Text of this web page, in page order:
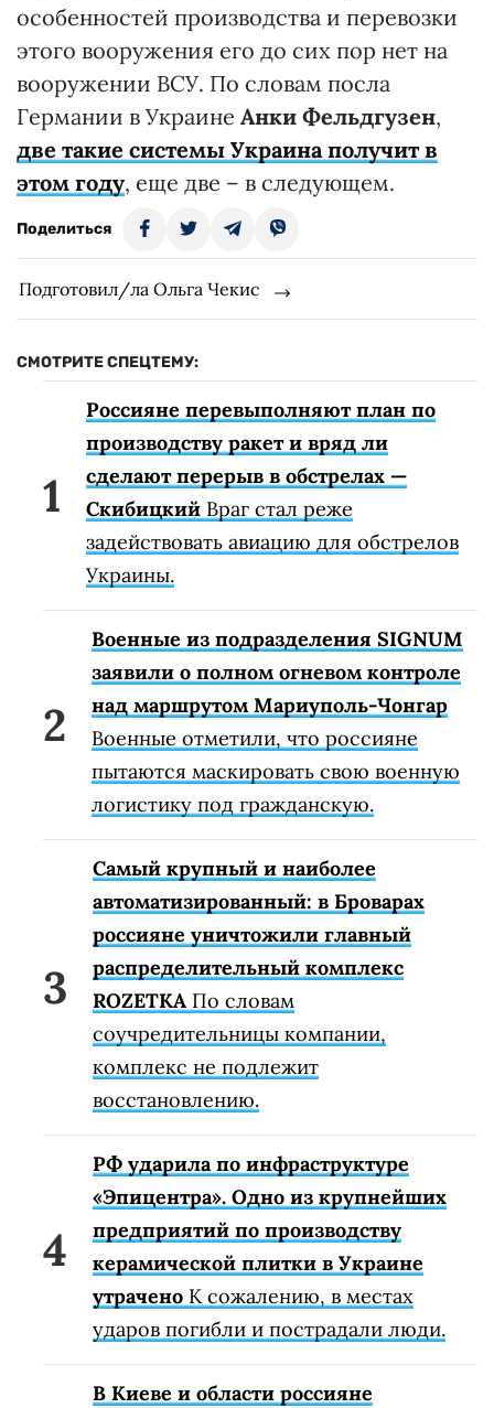
особенностей производства и перевозки
этого вооружения его до сих пор нет на
вооружении ВСУ. По словам посла
Германии в Украине Анки Фельдгузен,
две такие системы Украина получит в
этом году, еще две – в следующем.
Поделиться
Подготовил/ла Ольга Чекис
СМОТРИТЕ СПЕЦТЕМУ:
Россияне перевыполняют план по
производству ракет и вряд ли
сделают перерыв в обстрелах —
Скибицкий Враг стал реже
задействовать авиацию для обстрелов
Украины.
Военные из подразделения SIGNUM
заявили о полном огневом контроле
над маршрутом Мариуполь-Чонгар
Военные отметили, что россияне
пытаются маскировать свою военную
логистику под гражданскую.
Самый крупный и наиболее
автоматизированный: в Броварах
россияне уничтожили главный
распределительный комплекс
ROZETKA По словам
соучредительницы компании,
комплекс не подлежит
восстановлению.
РФ ударила по инфраструктуре
«Эпицентра». Одно из крупнейших
предприятий по производству
керамической плитки в Украине
утрачено К сожалению, в местах
ударов погибли и пострадали люди.
В Киеве и области россияне